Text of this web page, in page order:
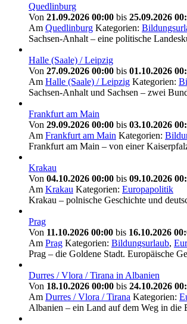
Quedlinburg
Von 21.09.2026 00:00 bis 25.09.2026
Am Quedlinburg Kategorien:
Sachsen-Anhalt – eine politische
Halle (Saale) / Leipzig
Von 27.09.2026 00:00 bis 01.10.2026
Am Halle (Saale) / Leipzig Kategorien:
Sachsen-Anhalt und Sachsen – zwei
Frankfurt am Main
Von 29.09.2026 00:00 bis 03.10.2026
Am Frankfurt am Main Kategorien:
Frankfurt am Main – von einer
Krakau
Von 04.10.2026 00:00 bis 09.10.2026
Am Krakau Kategorien: Europapolitik
Krakau – polnische Geschichte und
Prag
Von 11.10.2026 00:00 bis 16.10.2026
Am Prag Kategorien: Bildungsurlaub,
Prag – die Goldene Stadt. Europäische
Durres / Vlora / Tirana in Albanien
Von 18.10.2026 00:00 bis 24.10.2026
Am Durres / Vlora / Tirana Kategorien:
Albanien – ein Land auf dem Weg in die